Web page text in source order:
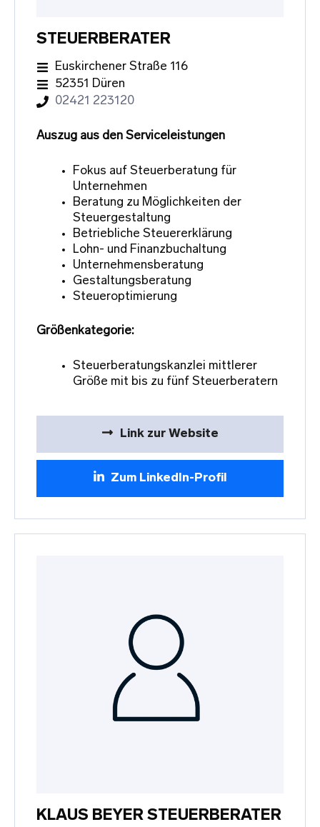
STEUERBERATER
Euskirchener Straße 116
52351 Düren
02421 223120
Auszug aus den Serviceleistungen
Fokus auf Steuerberatung für
Unternehmen
Beratung zu Möglichkeiten der
Steuergestaltung
Betriebliche Steuererklärung
Lohn- und Finanzbuchaltung
Unternehmensberatung
Gestaltungsberatung
Steueroptimierung
Größenkategorie:
Steuerberatungskanzlei mittlerer
Größe mit bis zu fünf Steuerberatern
Link zur Website
Zum LinkedIn-Profil
KLAUS BEYER STEUERBERATER